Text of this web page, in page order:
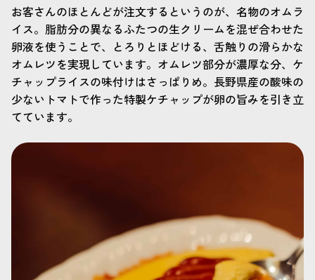
お客さんのほとんどが注文するというのが、名物のオムラ
イス。脂肪分の異なるふたつの生クリームを混ぜ合わせた
卵液を使うことで、とろりとほどける、舌触りの滑らかな
オムレツを実現しています。オムレツ部分が濃厚な分、ケ
チャップライスの味付けはさっぱりめ。長野県産の酸味の
少ないトマトで作った特製ケチャップが卵の旨みを引き立
てています。